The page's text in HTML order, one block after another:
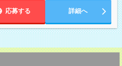
応募する 詳細へ